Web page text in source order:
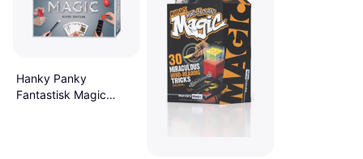
Hanky Panky
Fantastisk Magic